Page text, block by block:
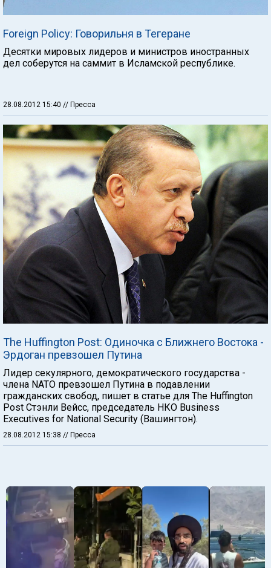
Foreign Policy: Говорильня в Тегеране
Десятки мировых лидеров и министров иностранных
дел соберутся на саммит в Исламской республике.
28.08.2012 15:40 // Пресса
The Huffington Post: Одиночка с Ближнего Востока -
Эрдоган превзошел Путина
Лидер секулярного, демократического государства -
члена NАТО превзошел Путина в подавлении
гражданских свобод, пишет в статье для The Huffington
Post Стэнли Вейсс, председатель НКО Business
Executives for National Security (Вашингтон).
28.08.2012 15:38 // Пресса